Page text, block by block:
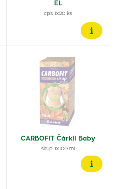
EL
cps 1x20 ks
CARBOFIT Čárkll Baby
sirup 1x100 ml